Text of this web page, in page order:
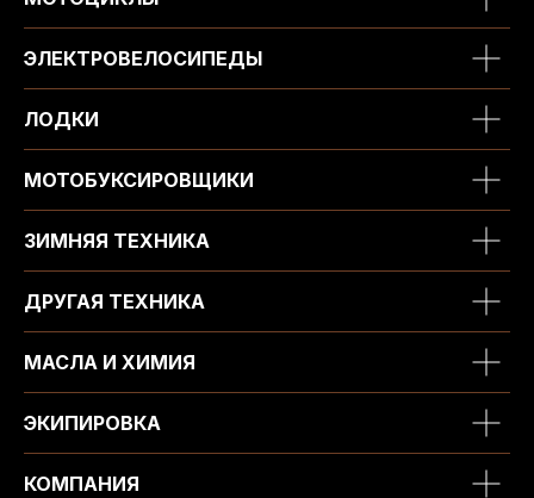
ЭЛЕКТРОВЕЛОСИПЕДЫ
ЛОДКИ
МОТОБУКСИРОВЩИКИ
ЗИМНЯЯ ТЕХНИКА
ДРУГАЯ ТЕХНИКА
МАСЛА И ХИМИЯ
ЭКИПИРОВКА
КОМПАНИЯ